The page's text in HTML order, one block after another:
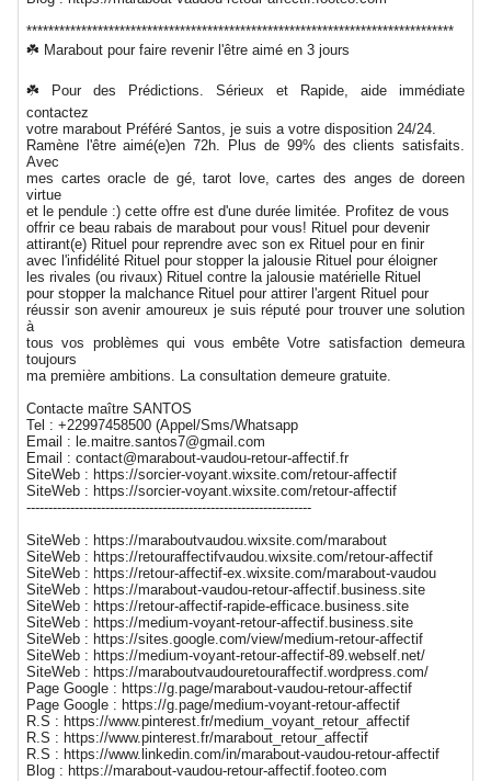
******************************************************************************
☘️ Marabout pour faire revenir l'être aimé en 3 jours
☘️ Pour des Prédictions. Sérieux et Rapide, aide immédiate
contactez
votre marabout Préféré Santos, je suis a votre disposition 24/24.
Ramène l'être aimé(e)en 72h. Plus de 99% des clients satisfaits.
Avec
mes cartes oracle de gé, tarot love, cartes des anges de doreen
virtue
et le pendule :) cette offre est d'une durée limitée. Profitez de vous
offrir ce beau rabais de marabout pour vous! Rituel pour devenir
attirant(e) Rituel pour reprendre avec son ex Rituel pour en finir
avec l'infidélité Rituel pour stopper la jalousie Rituel pour éloigner
les rivales (ou rivaux) Rituel contre la jalousie matérielle Rituel
pour stopper la malchance Rituel pour attirer l'argent Rituel pour
réussir son avenir amoureux je suis réputé pour trouver une solution
à
tous vos problèmes qui vous embête Votre satisfaction demeura
toujours
ma première ambitions. La consultation demeure gratuite.
Contacte maître SANTOS
Tel : +22997458500 (Appel/Sms/Whatsapp
Email : le.maitre.santos7@gmail.com
Email : contact@marabout-vaudou-retour-affectif.fr
SiteWeb : https://sorcier-voyant.wixsite.com/retour-affectif
SiteWeb : https://sorcier-voyant.wixsite.com/retour-affectif
-----------------------------------------------------------------
SiteWeb : https://maraboutvaudou.wixsite.com/marabout
SiteWeb : https://retouraffectifvaudou.wixsite.com/retour-affectif
SiteWeb : https://retour-affectif-ex.wixsite.com/marabout-vaudou
SiteWeb : https://marabout-vaudou-retour-affectif.business.site
SiteWeb : https://retour-affectif-rapide-efficace.business.site
SiteWeb : https://medium-voyant-retour-affectif.business.site
SiteWeb : https://sites.google.com/view/medium-retour-affectif
SiteWeb : https://medium-voyant-retour-affectif-89.webself.net/
SiteWeb : https://maraboutvaudouretouraffectif.wordpress.com/
Page Google : https://g.page/marabout-vaudou-retour-affectif
Page Google : https://g.page/medium-voyant-retour-affectif
R.S : https://www.pinterest.fr/medium_voyant_retour_affectif
R.S : https://www.pinterest.fr/marabout_retour_affectif
R.S : https://www.linkedin.com/in/marabout-vaudou-retour-affectif
Blog : https://marabout-vaudou-retour-affectif.footeo.com